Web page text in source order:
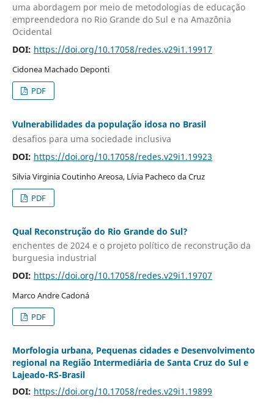
uma abordagem por meio de metodologias de educação
empreendedora no Rio Grande do Sul e na Amazônia
Ocidental
DOI: https://doi.org/10.17058/redes.v29i1.19917
Cidonea Machado Deponti
PDF
Vulnerabilidades da população idosa no Brasil
desafios para uma sociedade inclusiva
DOI: https://doi.org/10.17058/redes.v29i1.19923
Silvia Virginia Coutinho Areosa, Lívia Pacheco da Cruz
PDF
Qual Reconstrução do Rio Grande do Sul?
enchentes de 2024 e o projeto político de reconstrução da
burguesia industrial
DOI: https://doi.org/10.17058/redes.v29i1.19707
Marco Andre Cadoná
PDF
Morfologia urbana, Pequenas cidades e Desenvolvimento
regional na Região Intermediária de Santa Cruz do Sul e
Lajeado-RS-Brasil
DOI: https://doi.org/10.17058/redes.v29i1.19899